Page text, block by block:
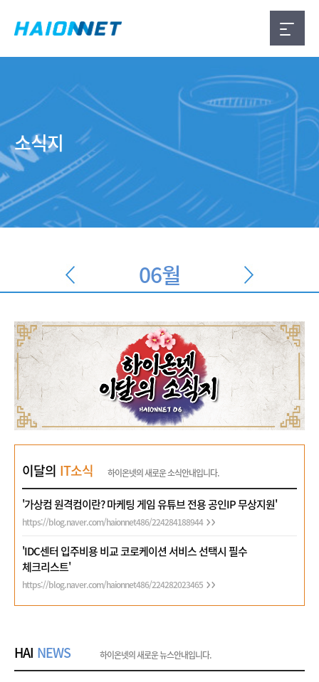
소식지
06월
이달의 IT소식 하이온넷의 새로운 소식안내입니다.
'가상컴 원격컴이란? 마케팅 게임 유튜브 전용 공인IP 무상지원'
https://blog.naver.com/haionnet486/224284188944
'IDC센터 입주비용 비교 코로케이션 서비스 선택시 필수
체크리스트'
https://blog.naver.com/haionnet486/224282023465
HAI NEWS 하이온넷의 새로운 뉴스안내입니다.